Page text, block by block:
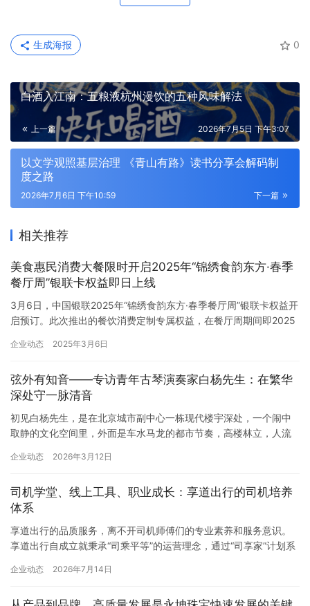
0
生成海报
白酒入江南：五粮液杭州漫饮的五种风味解法
上一篇 2026年7月5日 下午3:07
以文学观照基层治理 《青山有路》读书分享会解码制
度之路
下一篇
2026年7月6日 下午10:59
相关推荐
美食惠民消费大餐限时开启2025年“锦绣食韵东方·春季
餐厅周”银联卡权益即日上线
3月6日，中国银联2025年“锦绣食韵东方·春季餐厅周”银联卡权益开
启预订。此次推出的餐饮消费定制专属权益，在餐厅周期间即2025
体验，助力持续释放餐饮消费潜力。 聚焦优质餐饮消费场景，“锦绣
水75折优惠，以及“宠物友好、年长者定制化养…
企业动态 2025年3月6日
弦外有知音——专访青年古琴演奏家白杨先生：在繁华
深处守一脉清音
初见白杨先生，是在北京城市副中心一栋现代楼宇深处，一个闹中
取静的文化空间里，外面是车水马龙的都市节奏，高楼林立，人流
袭人，一缕沉香悄然氤氲在空气之中。墙上悬挂着名家书法与水墨
秋月等形制典雅，漆色苍古，仿佛低声诉说着千年的琴脉传承。 案
头一侧，整…
企业动态 2026年3月12日
司机学堂、线上工具、职业成长：享道出行的司机培养
体系
享道出行的品质服务，离不开司机师傅们的专业素养和服务意识。
享道出行自成立就秉承“司乘平等”的运营理念，通过“司享家”计划系
体验提升和职业发展，提升司机的归属感。从新手司机到品质专车
企业动态 2026年7月14日